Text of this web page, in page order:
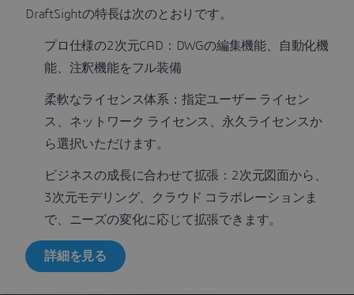
DraftSightの特長は次のとおりです。
プロ仕様の2次元CAD：DWGの編集機能、自動化機
能、注釈機能をフル装備
柔軟なライセンス体系：指定ユーザー ライセン
ス、ネットワーク ライセンス、永久ライセンスか
ら選択いただけます。
ビジネスの成長に合わせて拡張：2次元図面から、
3次元モデリング、クラウド コラボレーションま
で、ニーズの変化に応じて拡張できます。
詳細を見る